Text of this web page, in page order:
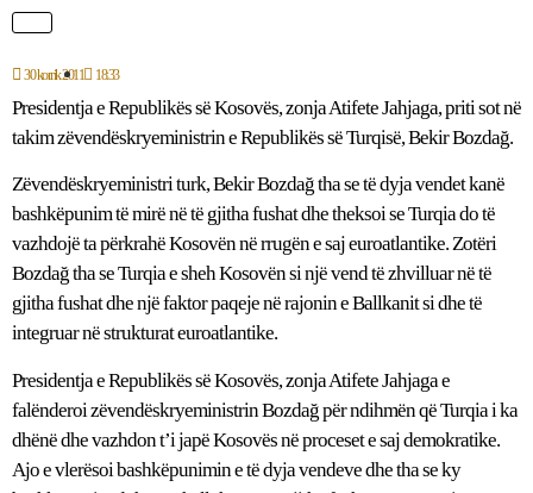
30 korrik 2011 18:33
Presidentja e Republikës së Kosovës, zonja Atifete Jahjaga, priti sot në
takim zëvendëskryeministrin e Republikës së Turqisë, Bekir Bozdağ.
Zëvendëskryeministri turk, Bekir Bozdağ tha se të dyja vendet kanë
bashkëpunim të mirë në të gjitha fushat dhe theksoi se Turqia do të
vazhdojë ta përkrahë Kosovën në rrugën e saj euroatlantike. Zotëri
Bozdağ tha se Turqia e sheh Kosovën si një vend të zhvilluar në të
gjitha fushat dhe një faktor paqeje në rajonin e Ballkanit si dhe të
integruar në strukturat euroatlantike.
Presidentja e Republikës së Kosovës, zonja Atifete Jahjaga e
falënderoi zëvendëskryeministrin Bozdağ për ndihmën që Turqia i ka
dhënë dhe vazhdon t’i japë Kosovës në proceset e saj demokratike.
Ajo e vlerësoi bashkëpunimin e të dyja vendeve dhe tha se ky